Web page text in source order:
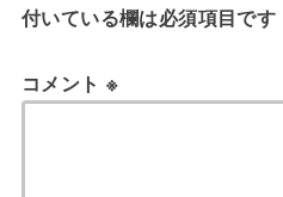
付いている欄は必須項目です
コメント ※